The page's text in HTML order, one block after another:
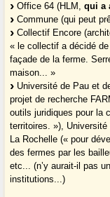
Office 64 (HLM,qui a
Commune (qui peut
Collectif Encore
« le collectif a décidé
façade de la ferme.
maison... »
Université de Pau et
projet de recherche
outils juridiques pour la
territoires. »),
La Rochelle (« pour
des fermes par les
etc... (n’y aurait-il pas
institutions...)